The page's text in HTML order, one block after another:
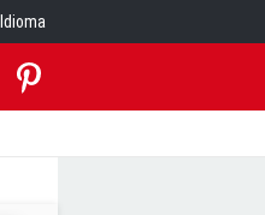
Idioma